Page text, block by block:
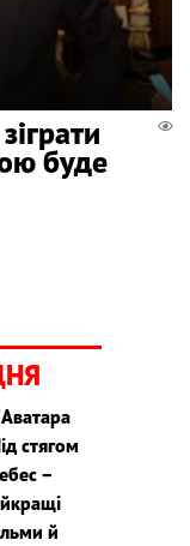
буде
стягом
–
й